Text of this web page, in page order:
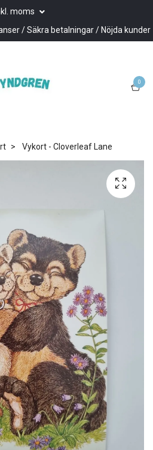
moms
/ Säkra betalningar / Nöjda kunder
0
Vykort - Cloverleaf Lane